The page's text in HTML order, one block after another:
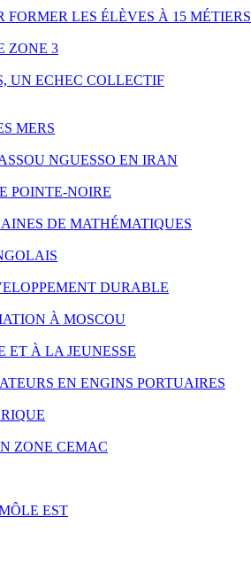
LES ÉLÈVES À 15 MÉTIERS
ZONE 3
UN ECHEC COLLECTIF
MERS
NGUESSO EN IRAN
POINTE-NOIRE
DE MATHÉMATIQUES
DURABLE
À MOSCOU
ET À LA JEUNESSE
EN ENGINS PORTUAIRES
ZONE CEMAC
EST